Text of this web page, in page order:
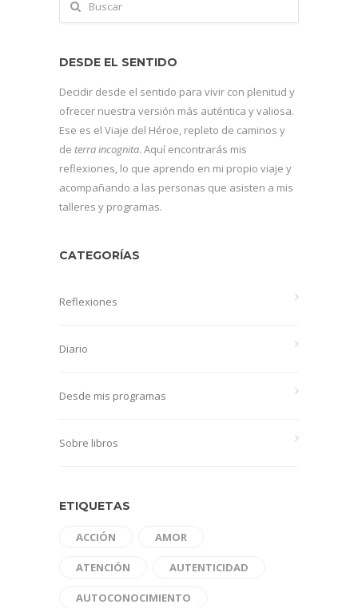
DESDE EL SENTIDO
Decidir desde el sentido para vivir con plenitud y
ofrecer nuestra versión más auténtica y valiosa.
Ese es el Viaje del Héroe, repleto de caminos y
de terra incognita. Aquí encontrarás mis
reflexiones, lo que aprendo en mi propio viaje y
acompañando a las personas que asisten a mis
talleres y programas.
CATEGORÍAS
Reflexiones
Diario
Desde mis programas
Sobre libros
ETIQUETAS
ACCIÓN AMOR
ATENCIÓN AUTENTICIDAD
AUTOCONOCIMIENTO